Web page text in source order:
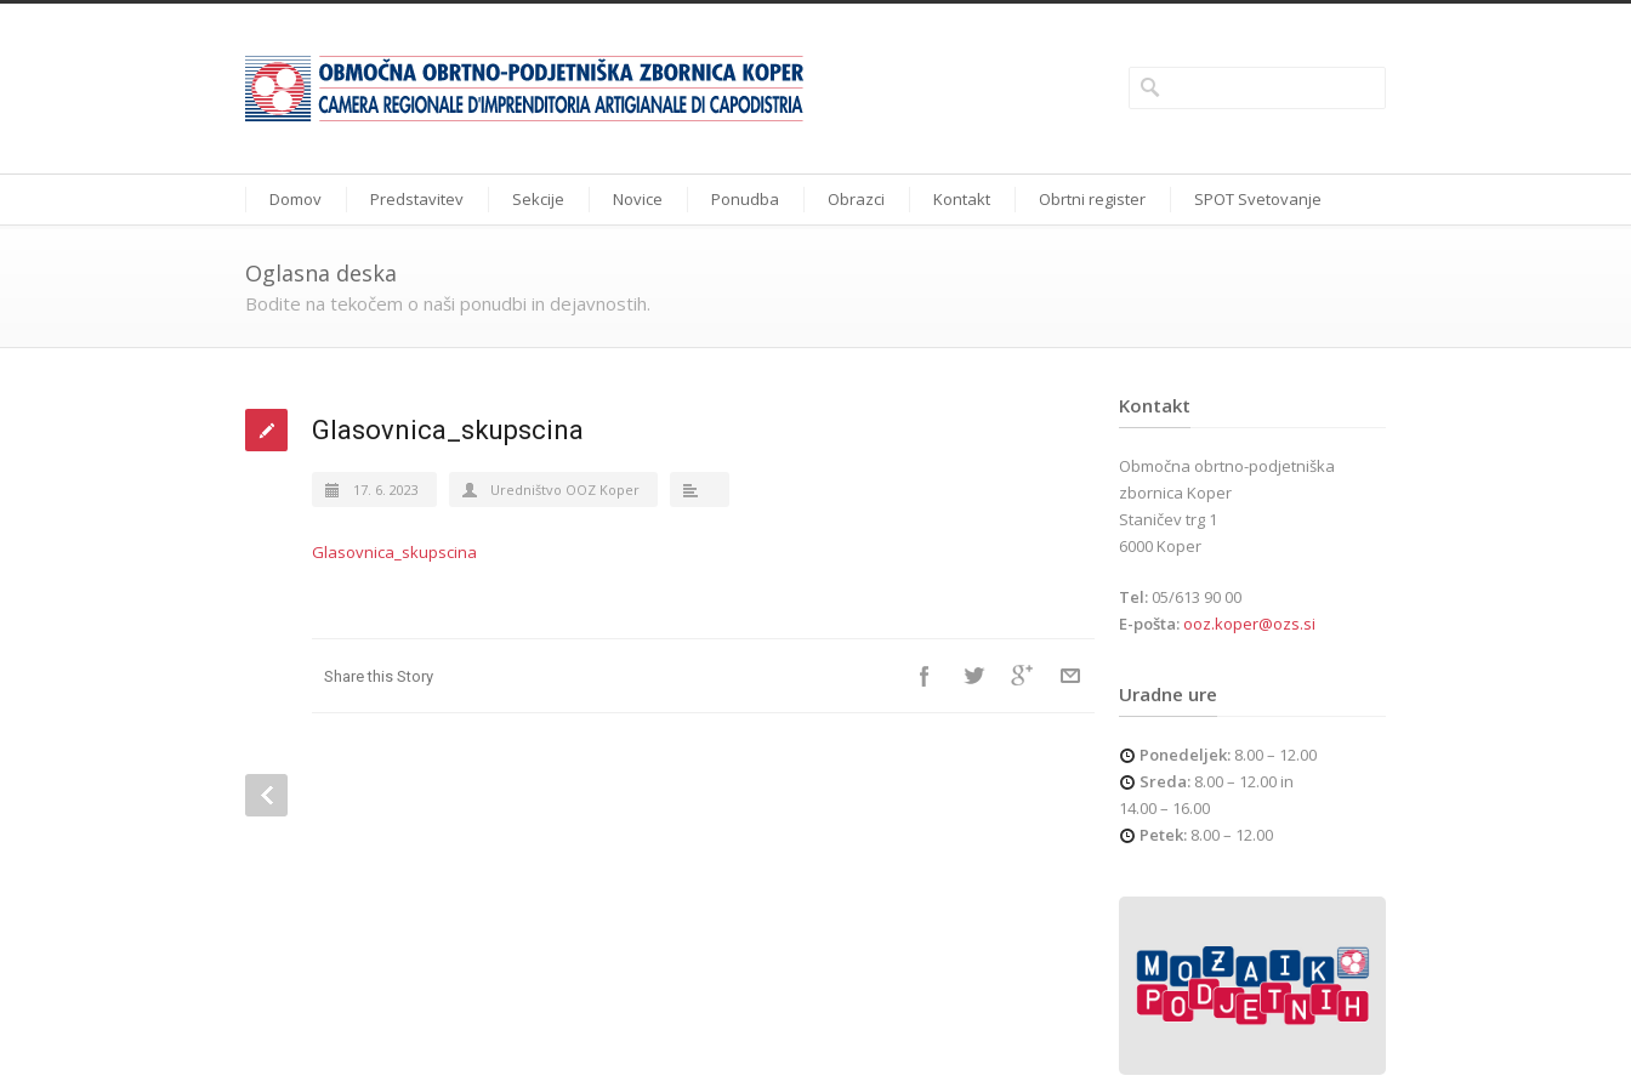
Domov Predstavitev Sekcije Novice Ponudba Obrazci Kontakt Obrtni register SPOT Svetovanje
Oglasna deska
Bodite na tekočem o naši ponudbi in dejavnostih.
Glasovnica_skupscina
17. 6. 2023 Uredništvo OOZ Koper
Glasovnica_skupscina
Share this Story
Kontakt
Območna obrtno-podjetniška
zbornica Koper
Staničev trg 1
6000 Koper
Tel: 05/613 90 00
E-pošta: ooz.koper@ozs.si
Uradne ure
Ponedeljek: 8.00 – 12.00
Sreda: 8.00 – 12.00 in
14.00 – 16.00
Petek: 8.00 – 12.00